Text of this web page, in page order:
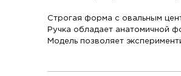
Строгая форма с овальным
Ручка обладает анатомичной
Модель позволяет